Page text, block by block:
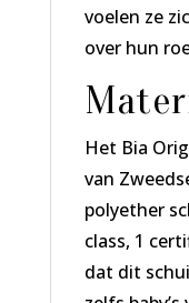
voelen ze
over hun
Het Bia
van
polyether
class, 1
dat dit